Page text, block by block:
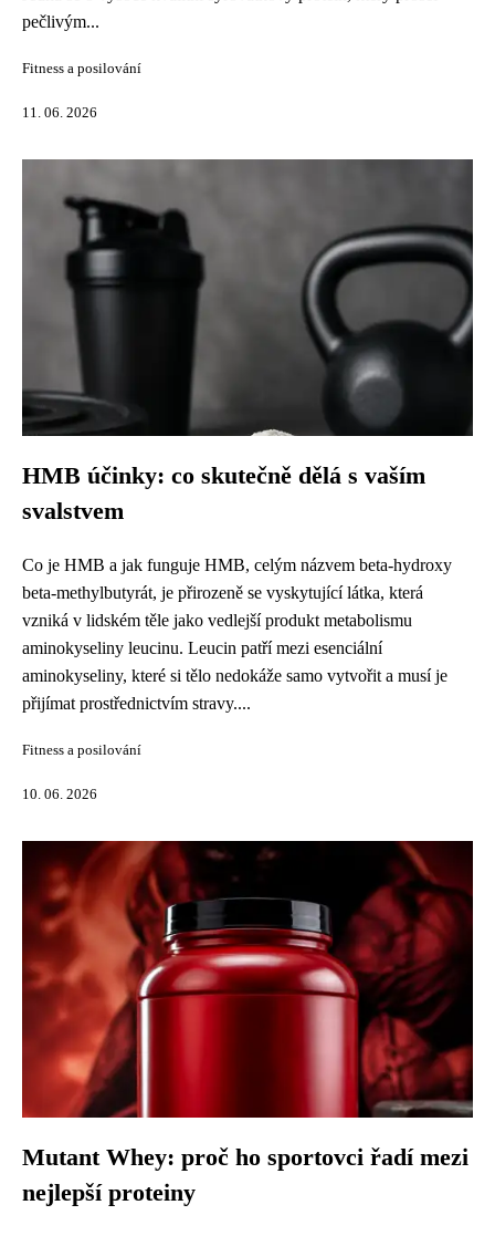
pečlivým...
Fitness a posilování
11. 06. 2026
HMB účinky: co skutečně dělá s vaším
svalstvem
Co je HMB a jak funguje HMB, celým názvem beta-hydroxy
beta-methylbutyrát, je přirozeně se vyskytující látka, která
vzniká v lidském těle jako vedlejší produkt metabolismu
aminokyseliny leucinu. Leucin patří mezi esenciální
aminokyseliny, které si tělo nedokáže samo vytvořit a musí je
přijímat prostřednictvím stravy....
Fitness a posilování
10. 06. 2026
Mutant Whey: proč ho sportovci řadí mezi
nejlepší proteiny